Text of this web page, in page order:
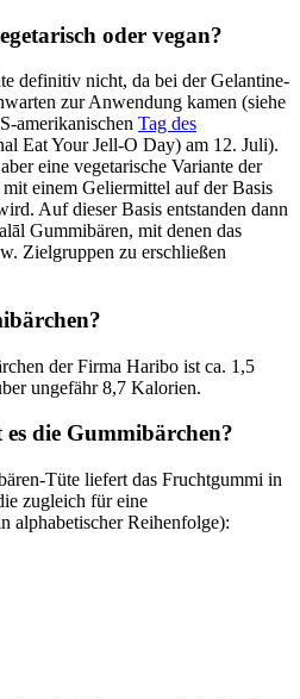
oder vegan?
definitiv nicht, da bei der Gelantine-
zur Anwendung kamen (siehe
amerikanischen Tag des
Eat Your Jell-O Day) am 12. Juli).
eine vegetarische Variante der
einem Geliermittel auf der Basis
Auf dieser Basis entstanden dann
Gummibären, mit denen das
Zielgruppen zu erschließen
der Firma Haribo ist ca. 1,5
ungefähr 8,7 Kalorien.
die Gummibärchen?
Tüte liefert das Fruchtgummi in
zugleich für eine
alphabetischer Reihenfolge):